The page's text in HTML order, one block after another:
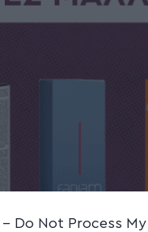
- Do Not Process